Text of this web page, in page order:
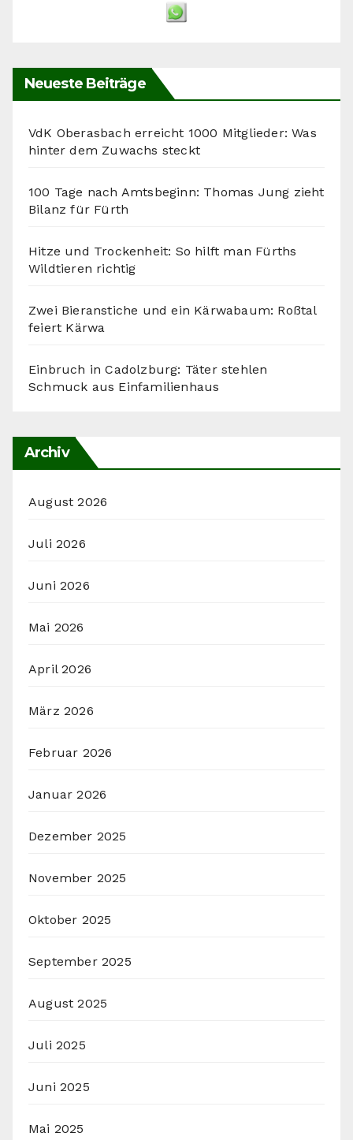
Neueste Beiträge
VdK Oberasbach erreicht 1000 Mitglieder: Was
hinter dem Zuwachs steckt
100 Tage nach Amtsbeginn: Thomas Jung zieht
Bilanz für Fürth
Hitze und Trockenheit: So hilft man Fürths
Wildtieren richtig
Zwei Bieranstiche und ein Kärwabaum: Roßtal
feiert Kärwa
Einbruch in Cadolzburg: Täter stehlen
Schmuck aus Einfamilienhaus
Archiv
August 2026
Juli 2026
Juni 2026
Mai 2026
April 2026
März 2026
Februar 2026
Januar 2026
Dezember 2025
November 2025
Oktober 2025
September 2025
August 2025
Juli 2025
Juni 2025
Mai 2025